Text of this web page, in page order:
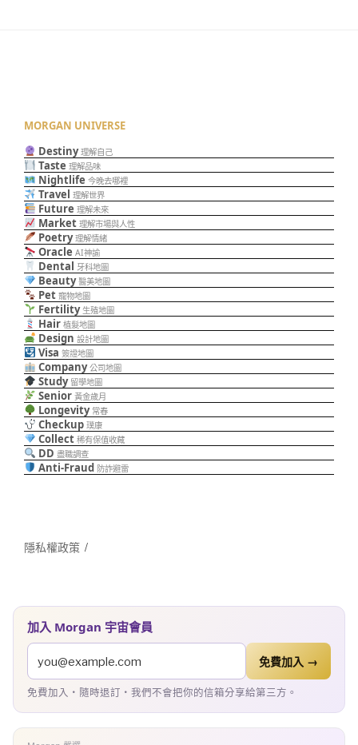
MORGAN UNIVERSE
Destiny 理解自己
Taste 理解品味
Nightlife 今晚去哪裡
Travel 理解世界
Future 理解未來
Market 理解市場與人性
Poetry 理解情緒
Oracle AI神諭
Dental 牙科地圖
Beauty 醫美地圖
Pet 寵物地圖
Fertility 生殖地圖
Hair 植髮地圖
Design 設計地圖
Visa 簽證地圖
Company 公司地圖
Study 留學地圖
Senior 黃金歲月
Longevity 常春
Checkup 璞康
Collect 稀有保值收藏
DD 盡職調查
Anti-Fraud 防詐避雷
隱私權政策
加入 Morgan 宇宙會員
免費加入 →
免費加入・隨時退訂・我們不會把你的信箱分享給第三方。